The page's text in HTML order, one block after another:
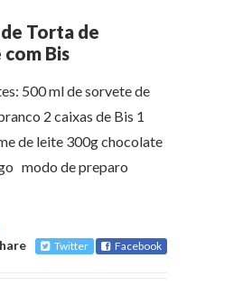
Torta de
Bis
500 ml de sorvete de
2 caixas de Bis 1
de leite 300g chocolate
modo de preparo
Twitter Facebook